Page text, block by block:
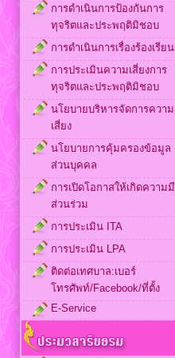
การดำเนินการป้องกันการ
ทุจริตและประพฤติมิชอบ
การดำเนินการเรื่องร้องเรียน
การประเมินความเสี่ยงการ
ทุจริตและประพฤติมิชอบ
นโยบายบริหารจัดการความ
เสี่ยง
นโยบายการคุ้มครองข้อมูล
ส่วนบุคคล
การเปิดโอกาสให้เกิดความมี
ส่วนร่วม
การประเมิน ITA
การประเมิน LPA
ติดต่อเทศบาล:เบอร์
โทรศัพท์/Facebook/ที่ตั้ง
E-Service